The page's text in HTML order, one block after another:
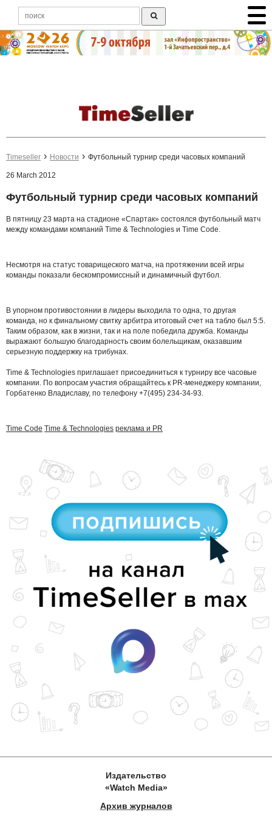
Timeseller Новости Футбольный турнир среди часовых компаний
26 March 2012
Футбольный турнир среди часовых компаний
В пятницу 23 марта на стадионе «Спартак» состоялся футбольный матч
между командами компаний Time & Technologies и Time Code.
Несмотря на статус товарищеского матча, на протяжении всей игры
команды показали бескомпромиссный и динамичный футбол.
В упорном противостоянии в лидеры выходила то одна, то другая
команда, но к финальному свитку арбитра итоговый счет на табло был 5:5.
Таким образом, как в жизни, так и на поле победила дружба. Команды
выражают большую благодарность своим болельщикам, оказавшим
серьезную поддержку на трибунах.
Time & Technologies приглашает присоединиться к турниру все часовые
компании. По вопросам участия обращайтесь к PR-менеджеру компании,
Горбатенко Владиславу, по телефону +7(495) 234-34-93.
Time Code Time & Technologies реклама и PR
Издательство
«Watch Media»
Архив журналов